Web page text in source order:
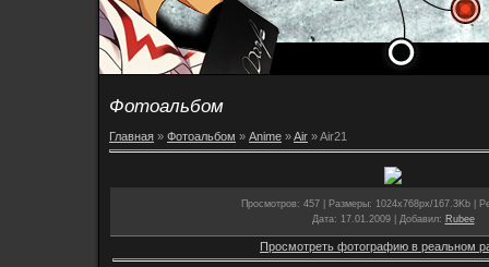
Фотоальбом
Главная » Фотоальбом » Anime »Air » Air21
Просмотров: 457 | Размеры: 1024x768px/167.3Kb |
Дата: 17.01.2009 | Добавил: Rubee
Просмотреть фотографию в реальном